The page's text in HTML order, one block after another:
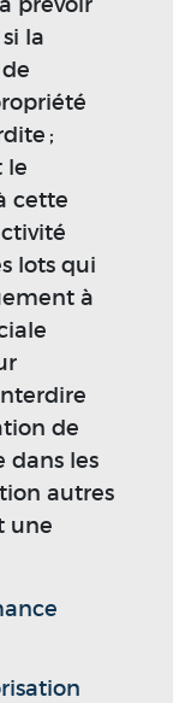
la
;
le
cette
lots qui
à
de
dans les
autres
une